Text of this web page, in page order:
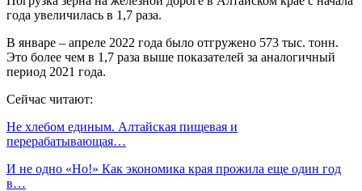
года увеличилась в 1,7 раза.
В январе – апреле 2022 года было отгружено 573 тыс. тонн.
Это более чем в 1,7 раза выше показателей за аналогичный
период 2021 года.
Сейчас читают:
Не хлебом единым. Алтайская пищевая и
перерабатывающая…
И не одно «Но!» Как экономика края прожила еще один год
в…